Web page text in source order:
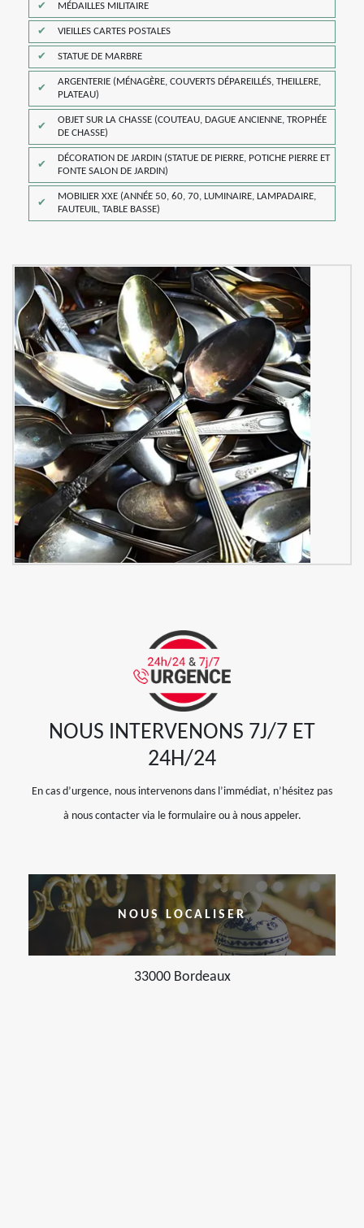
MÉDAILLES MILITAIRE
VIEILLES CARTES POSTALES
STATUE DE MARBRE
ARGENTERIE (MÉNAGÈRE, COUVERTS DÉPAREILLÉS, THEILLERE,
PLATEAU)
OBJET SUR LA CHASSE (COUTEAU, DAGUE ANCIENNE, TROPHÉE
DE CHASSE)
DÉCORATION DE JARDIN (STATUE DE PIERRE, POTICHE PIERRE ET
FONTE SALON DE JARDIN)
MOBILIER XXE (ANNÉE 50, 60, 70, LUMINAIRE, LAMPADAIRE,
FAUTEUIL, TABLE BASSE)
NOUS INTERVENONS 7J/7 ET
24H/24
En cas d’urgence, nous intervenons dans l’immédiat, n’hésitez pas
à nous contacter via le formulaire ou à nous appeler.
NOUS LOCALISER
33000 Bordeaux